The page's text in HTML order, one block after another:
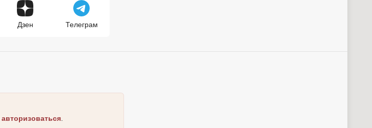
Дзен Телеграм
авторизоваться